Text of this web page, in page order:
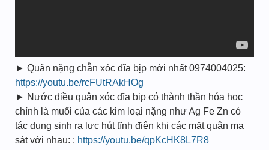
► Quân nặng chẵn xóc đĩa bịp mới nhất 0974004025:
https://youtu.be/rcFUtRAkHOg
► Nước điều quân xóc đĩa bịp có thành thần hóa học
chính là muối của các kim loại nặng như Ag Fe Zn có
tác dụng sinh ra lực hút tĩnh điện khi các mặt quân ma
sát với nhau: : https://youtu.be/qpKcHK8L7R8